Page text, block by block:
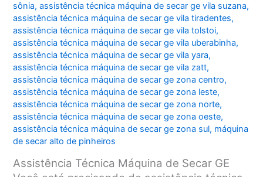
sônia,assistência técnica máquina de secar ge vila suzana,
assistência técnica máquina de secar ge vila tiradentes,
assistência técnica máquina de secar ge vila tolstoi,
assistência técnica máquina de secar ge vila uberabinha,
assistência técnica máquina de secar ge vila yara,
assistência técnica máquina de secar ge vila zatt,
assistência técnica máquina de secar ge zona centro,
assistência técnica máquina de secar ge zona leste,
assistência técnica máquina de secar ge zona norte,
assistência técnica máquina de secar ge zona oeste,
assistência técnica máquina de secar ge zona sul, máquina
de secar alto de pinheiros
Assistência Técnica Máquina de Secar GE